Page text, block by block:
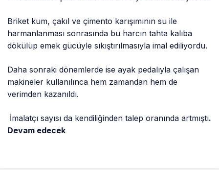
Briket kum, çakıl ve çimento karışımının su ile
harmanlanması sonrasında bu harcın tahta kalıba
dökülüp emek gücüyle sıkıştırılmasıyla imal ediliyordu.
Daha sonraki dönemlerde ise ayak pedalıyla çalışan
makineler kullanılınca hem zamandan hem de
verimden kazanıldı.
İmalatçı sayısı da kendiliğinden talep oranında artmıştı.
Devam edecek